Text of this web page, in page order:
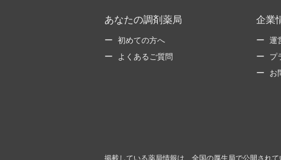
あなたの調剤薬局
初めての方へ
よくあるご質問
企業
運
プ
お
掲載している薬局情報は、全国の厚生局で公開されて